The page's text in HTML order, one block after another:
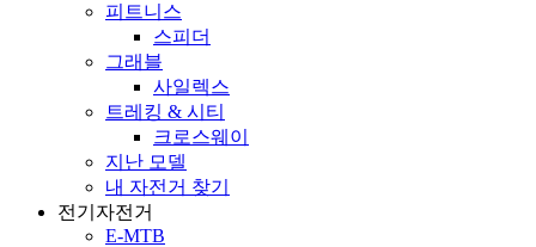
피트니스
스피더
그래블
사일렉스
트레킹 & 시티
크로스웨이
지난 모델
내 자전거 찾기
전기자전거
E-MTB